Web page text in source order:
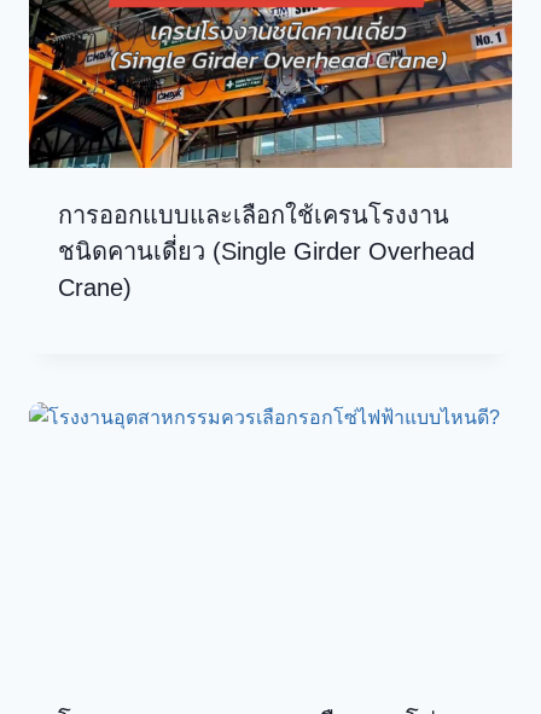
การออกแบบและเลือกใช้เครนโรงงาน
ชนิดคานเดี่ยว (Single Girder Overhead
Crane)